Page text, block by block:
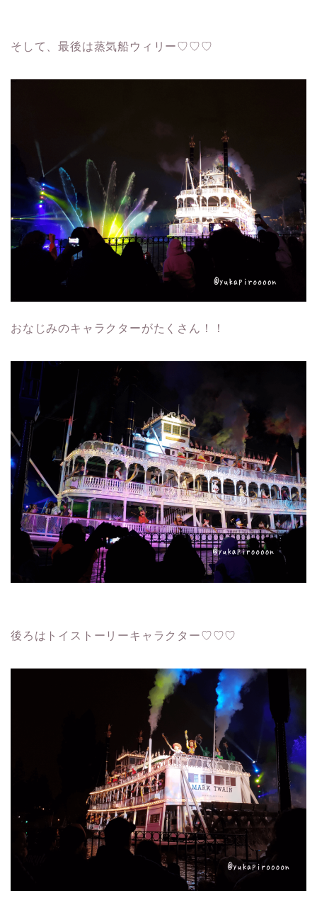
そして、最後は蒸気船ウィリー♡♡♡
おなじみのキャラクターがたくさん！！
後ろはトイストーリーキャラクター♡♡♡